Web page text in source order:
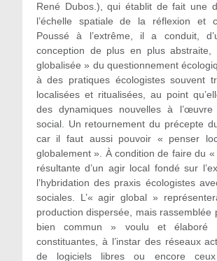
René Dubos.), qui établit de fait une
l’échelle spatiale de la réflexion et
Poussé à l’extrême, il a conduit,
conception de plus en plus abstraite,
globalisée » du questionnement
à des pratiques écologistes souvent
localisées et ritualisées, au point
des dynamiques nouvelles à
social. Un retournement du précepte
car il faut aussi pouvoir « penser
globalement ». À condition de faire du
résultante d’un agir local fondé sur
l’hybridation des praxis écologistes
sociales. L’« agir global »
production dispersée, mais rassemblée
bien commun » voulu et élaboré
constituantes, à l’instar des réseaux
de logiciels libres ou encore